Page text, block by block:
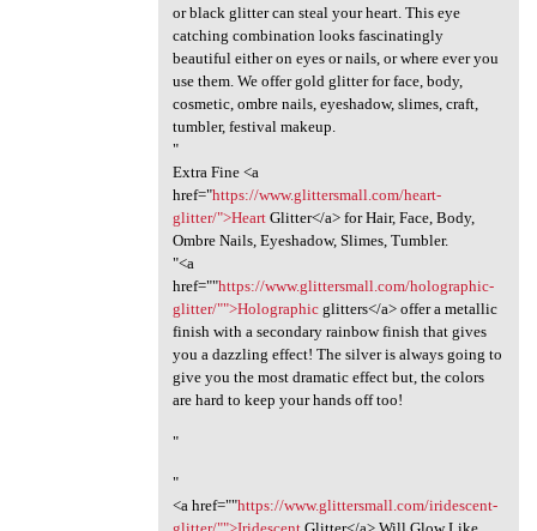
or black glitter can steal your heart. This eye
catching combination looks fascinatingly
beautiful either on eyes or nails, or where ever you
use them. We offer gold glitter for face, body,
cosmetic, ombre nails, eyeshadow, slimes, craft,
tumbler, festival makeup.
"
Extra Fine <a
href="https://www.glittersmall.com/heart-
glitter/">HeartGlitter</a> for Hair, Face, Body,
Ombre Nails, Eyeshadow, Slimes, Tumbler.
"<a
href=""https://www.glittersmall.com/holographic-
glitter/"">Holographicglitters</a> offer a metallic
finish with a secondary rainbow finish that gives
you a dazzling effect! The silver is always going to
give you the most dramatic effect but, the colors
are hard to keep your hands off too!
"
"
<a href=""https://www.glittersmall.com/iridescent-